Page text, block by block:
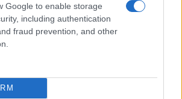
Google to enable storage
including authentication
fraud prevention, and other
SATIRICHE
del 07/08/2026